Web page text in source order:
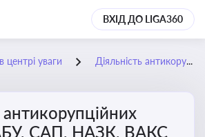
ВХІД ДО LIGA360
центрі уваги Діяльність антикорупційних органів НАБУ, САП, НАЗК, ВАКС
антикорупційних
САП, НАЗК, ВАКС